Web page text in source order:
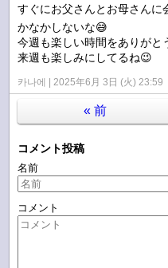
すぐにお父さんとお母さんに
かなかしないな😅
今週も楽しい時間をありがと
来週も楽しみにしてるね😉
카나에 2025年6月 3日 (火) 23:59
« 前
コメント投稿
名前
コメント